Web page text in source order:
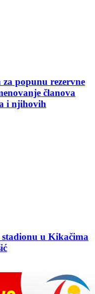
popunu rezervne
članova
i njihovih
stadionu u Kikačima